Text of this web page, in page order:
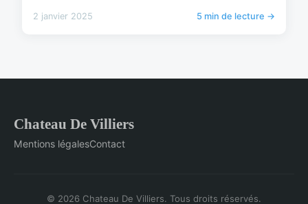
2 janvier 2025 5 min de lecture →
Chateau De Villiers
Mentions légalesContact
© 2026 Chateau De Villiers. Tous droits réservés.